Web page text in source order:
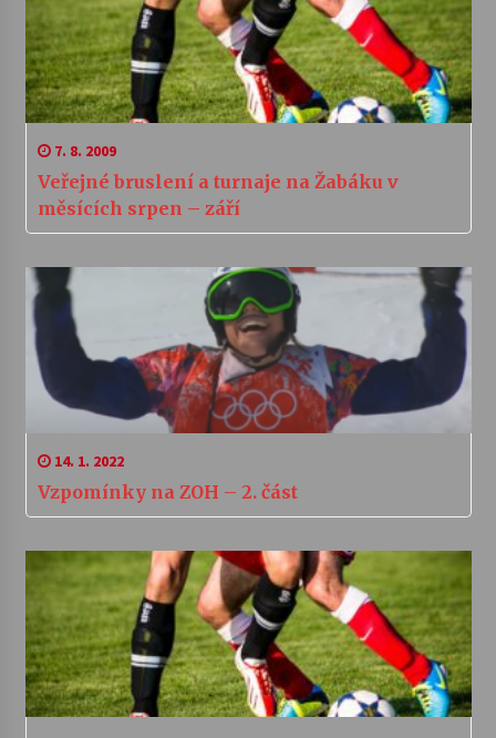
7. 8. 2009
Veřejné bruslení a turnaje na Žabáku v
měsících srpen – září
14. 1. 2022
Vzpomínky na ZOH – 2. část